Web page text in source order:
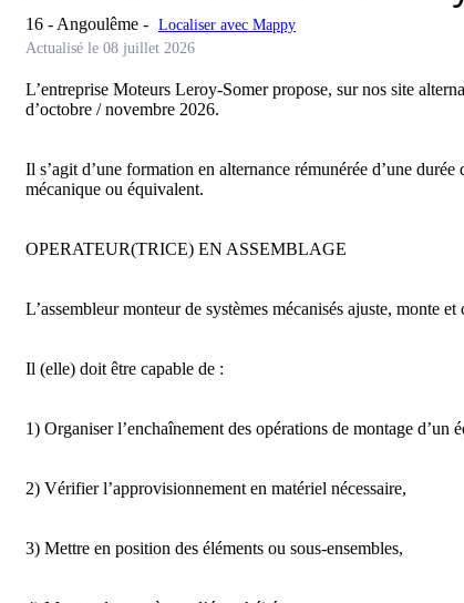
16 - Angoulême - Localiser avec Mappy
Actualisé le 08 juillet 2026
L’entreprise Moteurs Leroy-Somer propose, sur nos site
d’octobre / novembre 2026.
Il s’agit d’une formation en alternance rémunérée d’une
mécanique ou équivalent.
OPERATEUR(TRICE) EN ASSEMBLAGE
L’assembleur monteur de systèmes mécanisés ajuste, monte
Il (elle) doit être capable de :
1) Organiser l’enchaînement des opérations de montage d’un
2) Vérifier l’approvisionnement en matériel nécessaire,
3) Mettre en position des éléments ou sous-ensembles,